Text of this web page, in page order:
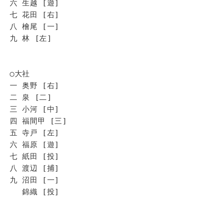
六 生越 [遊]
七 花田 [右]
八 檜尾 [一]
九 林 [左]
◯大社
一 奥野 [右]
二 泉 [二]
三 小河 [中]
四 福間甲 [三]
五 寺戸 [左]
六 福原 [遊]
七 紙田 [投]
八 渡辺 [捕]
九 沼田 [一]
錦織 [投]